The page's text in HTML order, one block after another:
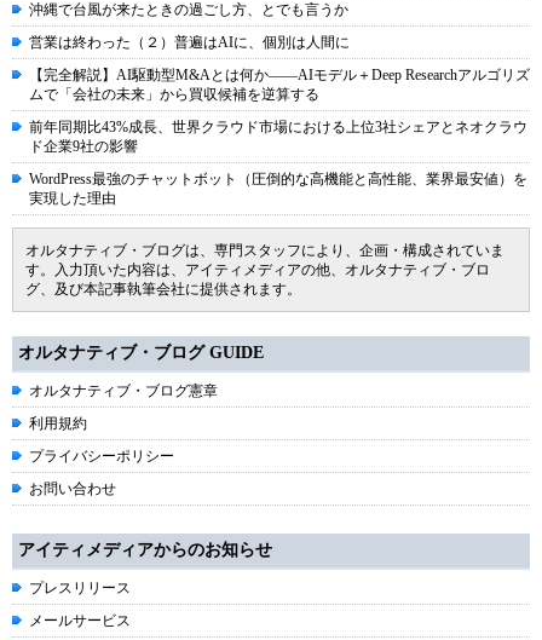
沖縄で台風が来たときの過ごし方、とでも言うか
営業は終わった（２）普遍はAIに、個別は人間に
【完全解説】AI駆動型M&Aとは何か――AIモデル＋Deep Researchアルゴリズ
ムで「会社の未来」から買収候補を逆算する
前年同期比43%成長、世界クラウド市場における上位3社シェアとネオクラウ
ド企業9社の影響
WordPress最強のチャットボット（圧倒的な高機能と高性能、業界最安値）を
実現した理由
オルタナティブ・ブログは、専門スタッフにより、企画・構成されていま
す。入力頂いた内容は、アイティメディアの他、オルタナティブ・ブロ
グ、及び本記事執筆会社に提供されます。
オルタナティブ・ブログ GUIDE
オルタナティブ・ブログ憲章
利用規約
プライバシーポリシー
お問い合わせ
アイティメディアからのお知らせ
プレスリリース
メールサービス